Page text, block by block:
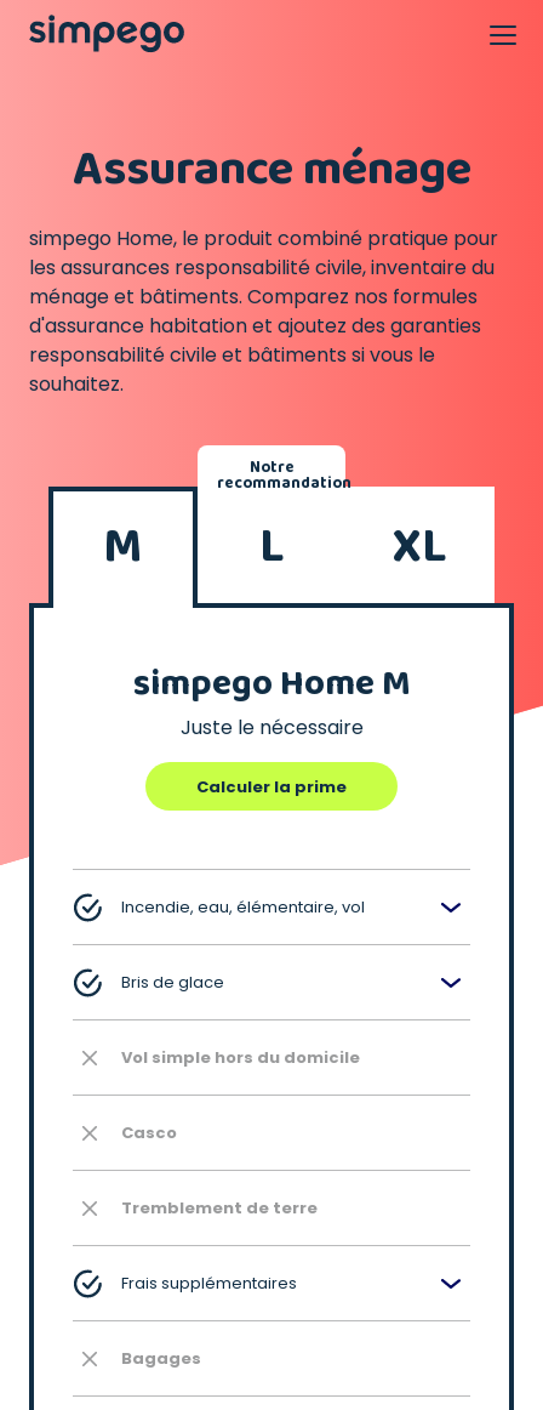
Assurance ménage
simpego Home, le produit combiné pratique pour
les assurances responsabilité civile, inventaire du
ménage et bâtiments. Comparez nos formules
d'assurance habitation et ajoutez des garanties
responsabilité civile et bâtiments si vous le
souhaitez.
M L
Notre
recommandation
XL
simpego Home M
Juste le nécessaire
Calculer la prime
Incendie, eau, élémentaire, vol
Bris de glace
Vol simple hors du domicile
Casco
Tremblement de terre
Frais supplémentaires
Bagages